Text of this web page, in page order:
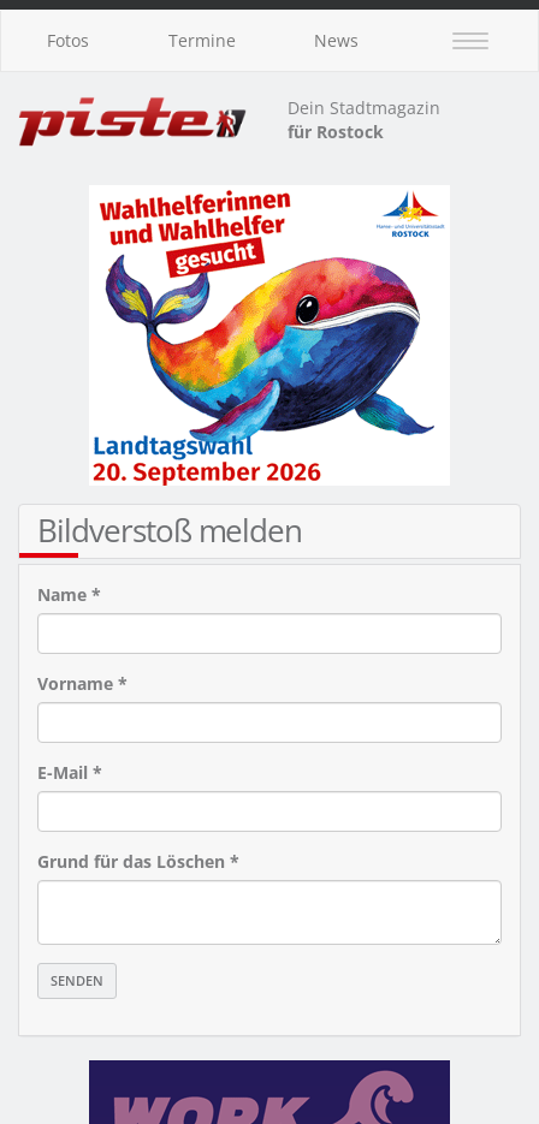
Fotos Termine News
Dein Stadtmagazin
für Rostock
Bildverstoß melden
Name *
Vorname *
E-Mail *
Grund für das Löschen *